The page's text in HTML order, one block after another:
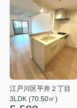
江戸川区平井２丁目
3LDK (70.50㎡)